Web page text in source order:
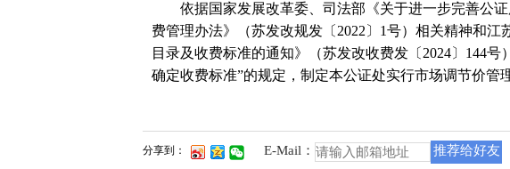
依据国家发展改革委、司法部《关于进一步完善公证
费管理办法》（苏发改规发〔2022〕1号）相关精神和
目录及收费标准的通知》（苏发改收费发〔2024〕144
确定收费标准”的规定，制定本公证处实行市场调节价管
分享到： E-Mail： 推荐给好友